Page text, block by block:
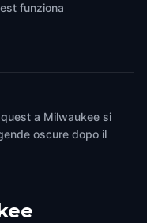
funziona
a Milwaukee si
oscure dopo il